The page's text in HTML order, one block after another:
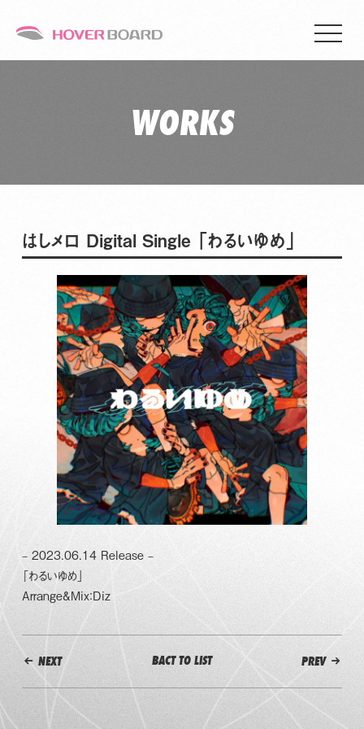
WORKS
はしメロ Digital Single 「わるいゆめ」
– 2023.06.14 Release –
「わるいゆめ」
Arrange&Mix：Diz
NEXT BACT TO LIST PREV